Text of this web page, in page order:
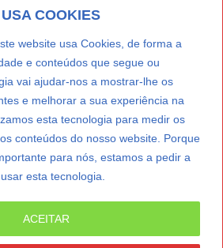
COOKIES
website usa Cookies, de forma a
e conteúdos que segue ou
vai ajudar-nos a mostrar-lhe os
e melhorar a sua experiência na
esta tecnologia para medir os
conteúdos do nosso website. Porque
para nós, estamos a pedir a
esta tecnologia.
ACEITAR
Branco 2025: nova colheita reforça
de Portugal: Setúbal recebe
da Grande Lisboa